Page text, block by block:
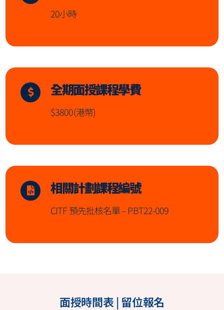
20小時
全期面授課程學費
$3800(港幣)
相關計劃課程編號
CITF 預先批核名單 – PBT22-009
面授時間表 | 留位報名